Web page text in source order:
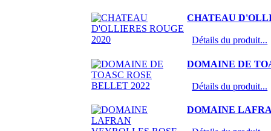
CHATEAU
Détails du produit...
DOMAINE DE
Détails du produit...
DOMAINE